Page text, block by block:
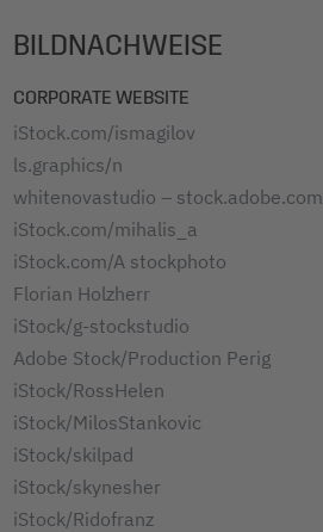
BILDNACHWEISE
CORPORATE WEBSITE
iStock.com/ismagilov
ls.graphics/n
whitenovastudio – stock.adobe.com
iStock.com/mihalis_a
iStock.com/A stockphoto
Florian Holzherr
iStock/g-stockstudio
Adobe Stock/Production Perig
iStock/RossHelen
iStock/MilosStankovic
iStock/skilpad
iStock/skynesher
iStock/Ridofranz